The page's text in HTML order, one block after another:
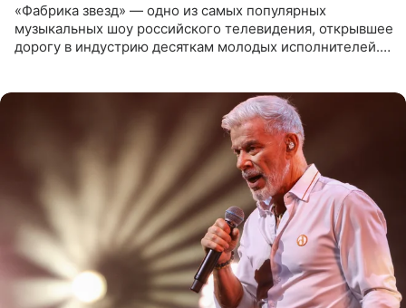
«Фабрика звезд» — одно из самых популярных
музыкальных шоу российского телевидения, открывшее
дорогу в индустрию десяткам молодых исполнителей.